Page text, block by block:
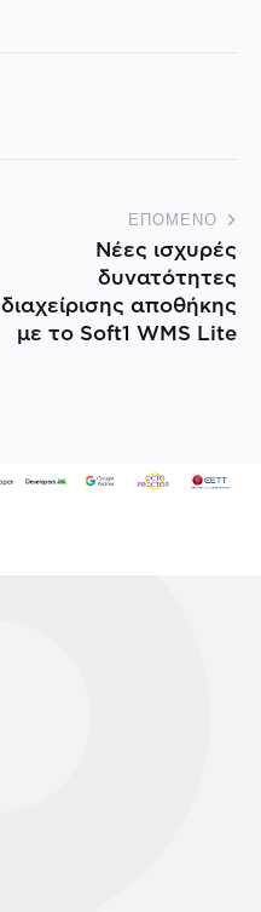
ΕΠΌΜΕΝΟ
Νέες ισχυρές
δυνατότητες
διαχείρισης αποθήκης
με το Soft1 WMS Lite